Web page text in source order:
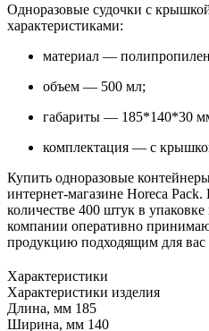
Одноразовые судочки с
характеристиками:
материал —
объем — 500 мл;
габариты — 185*140*30
комплектация — с
Купить одноразовые
интернет-магазине Horeca
количестве 400 штук в
компании оперативно
продукцию подходящим для вас
Характеристики
Характеристики изделия
Длина, мм 185
Ширина, мм 140